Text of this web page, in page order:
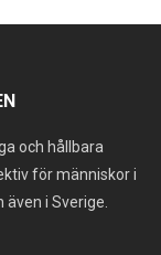
och hållbara
för människor i
även i Sverige.